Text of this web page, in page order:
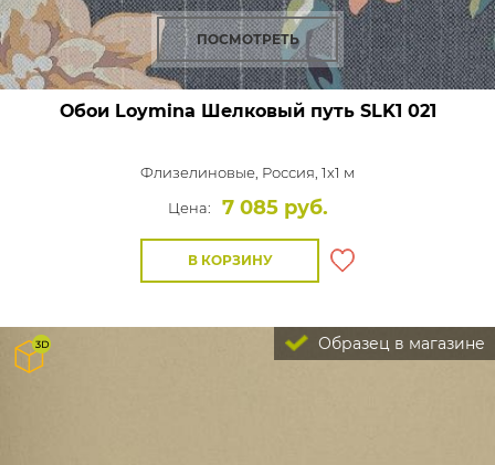
ПОСМОТРЕТЬ
Обои Loymina Шелковый путьSLK1 021
Флизелиновые, Россия, 1x1 м
Цена:
7 085 руб.
В КОРЗИНУ
Образец в магазине